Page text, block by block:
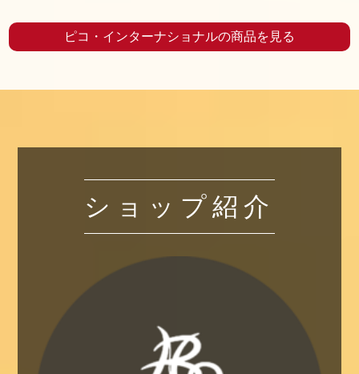
ピコ・インターナショナルの商品を見る
ショップ紹介